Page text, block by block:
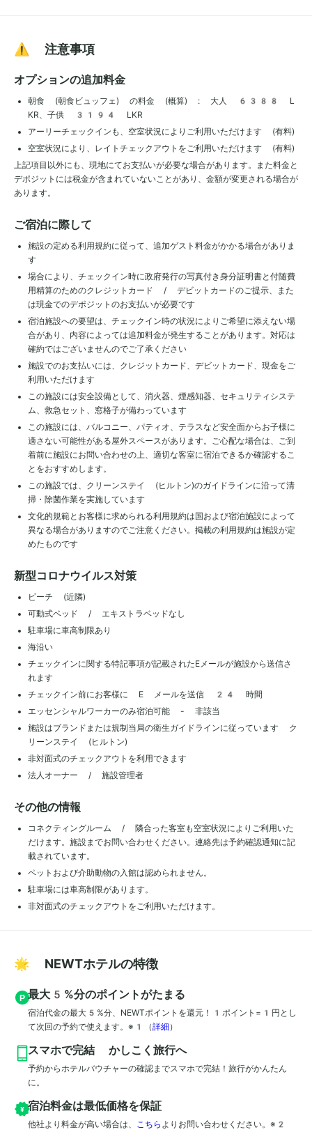
⚠️ 注意事項
オプションの追加料金
朝食 (朝食ビュッフェ) の料金 (概算) : 大人 6388 L
KR、子供 3194 LKR
アーリーチェックインも、空室状況によりご利用いただけます (有料)
空室状況により、レイトチェックアウトをご利用いただけます (有料)
上記項目以外にも、現地にてお支払いが必要な場合があります。また料金と
デポジットには税金が含まれていないことがあり、金額が変更される場合が
あります。
ご宿泊に際して
施設の定める利用規約に従って、追加ゲスト料金がかかる場合がありま
す
場合により、チェックイン時に政府発行の写真付き身分証明書と付随費
用精算のためのクレジットカード / デビットカードのご提示、また
は現金でのデポジットのお支払いが必要です
宿泊施設への要望は、チェックイン時の状況によりご希望に添えない場
合があり、内容によっては追加料金が発生することがあります。対応は
確約ではございませんのでご了承ください
施設でのお支払いには、クレジットカード、デビットカード、現金をご
利用いただけます
この施設には安全設備として、消火器、煙感知器、セキュリティシステ
ム、救急セット、窓格子が備わっています
この施設には、バルコニー、パティオ、テラスなど安全面からお子様に
適さない可能性がある屋外スペースがあります。ご心配な場合は、ご到
着前に施設にお問い合わせの上、適切な客室に宿泊できるか確認するこ
とをおすすめします。
この施設では、クリーンステイ (ヒルトン)のガイドラインに沿って清
掃・除菌作業を実施しています
文化的規範とお客様に求められる利用規約は国および宿泊施設によって
異なる場合がありますのでご注意ください。掲載の利用規約は施設が定
めたものです
新型コロナウイルス対策
ビーチ (近隣)
可動式ベッド / エキストラベッドなし
駐車場に車高制限あり
海沿い
チェックインに関する特記事項が記載されたEメールが施設から送信さ
れます
チェックイン前にお客様に E メールを送信 24 時間
エッセンシャルワーカーのみ宿泊可能 - 非該当
施設はブランドまたは規制当局の衛生ガイドラインに従っています ク
リーンステイ (ヒルトン)
非対面式のチェックアウトを利用できます
法人オーナー / 施設管理者
その他の情報
コネクティングルーム / 隣合った客室も空室状況によりご利用いた
だけます。施設までお問い合わせください。連絡先は予約確認通知に記
載されています。
ペットおよび介助動物の入館は認められません。
駐車場には車高制限があります。
非対面式のチェックアウトをご利用いただけます。
🌟 NEWTホテルの特徴
最大5%分のポイントがたまる
宿泊代金の最大5%分、NEWTポイントを還元！1ポイント=1円とし
て次回の予約で使えます。※1
（詳細 ）
スマホで完結 かしこく旅行へ
予約からホテルバウチャーの確認までスマホで完結！旅行がかんたん
に。
宿泊料金は最低価格を保証
他社より料金が高い場合は、 こちら よりお問い合わせください。※2